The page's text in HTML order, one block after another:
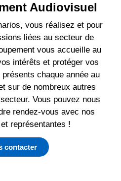
Audiovisuel
vous réalisez et pour
liées au secteur de
vous accueille au
intérêts et protéger vos
chaque année au
sur de nombreux autres
Vous pouvez nous
rendez-vous avec nos
représentantes !
contacter